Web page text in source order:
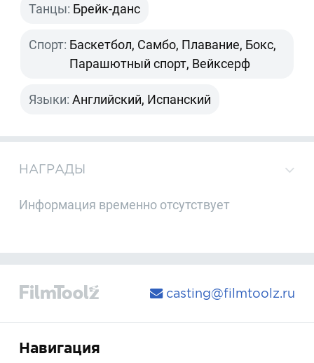
Танцы: Брейк-данс
Спорт: Баскетбол, Самбо, Плавание, Бокс,
Парашютный спорт, Вейксерф
Языки: Английский, Испанский
НАГРАДЫ
Информация временно отсутствует
casting@filmtoolz.ru
Навигация